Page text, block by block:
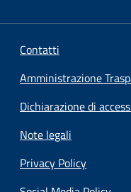
Contatti
Amministrazione
Dichiarazione di
Note legali
Privacy Policy